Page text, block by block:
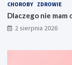
CHOROBY ZDROWIE
Dlaczego nie mam
2 sierpnia 2026